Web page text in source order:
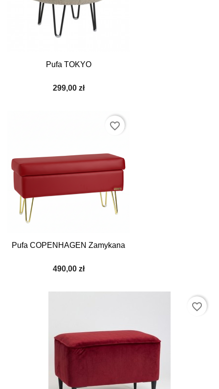
Pufa TOKYO
299,00 zł
Pufa COPENHAGEN Zamykana
490,00 zł
favorite_border
favorite_border